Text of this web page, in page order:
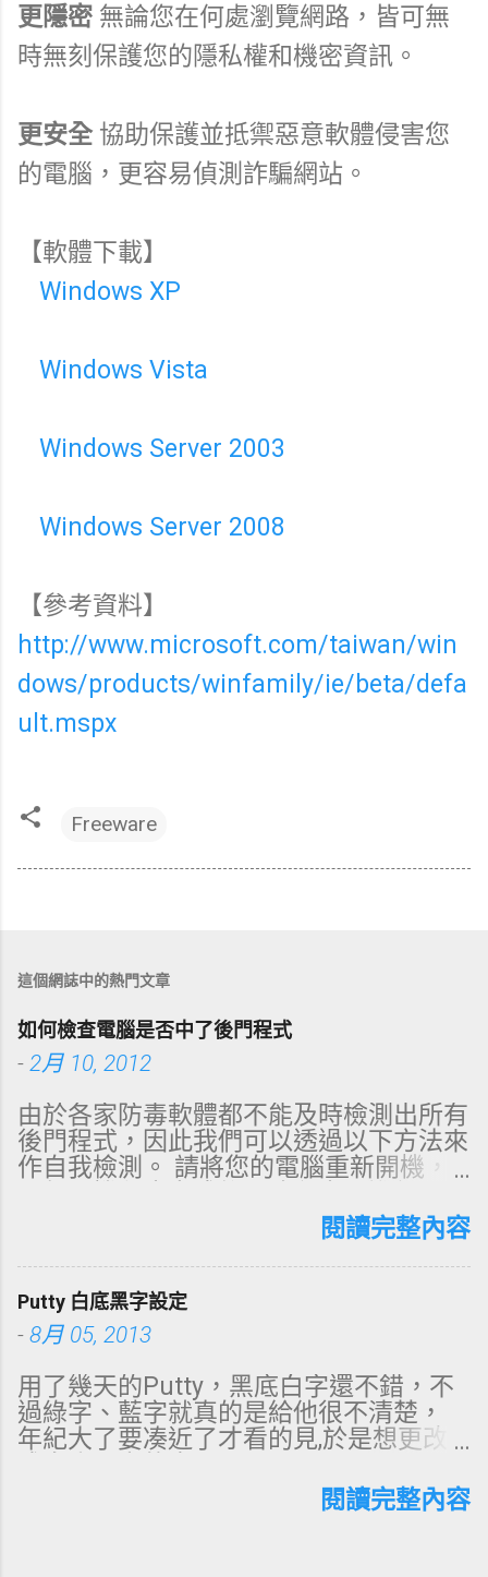
更隱密 無論您在何處瀏覽網路，皆可無
時無刻保護您的隱私權和機密資訊。
更安全 協助保護並抵禦惡意軟體侵害您
的電腦，更容易偵測詐騙網站。
【軟體下載】
Windows XP
Windows Vista
Windows Server 2003
Windows Server 2008
【參考資料】
http://www.microsoft.com/taiwan/win
dows/products/winfamily/ie/beta/defa
ult.mspx
Freeware
這個網誌中的熱門文章
如何檢查電腦是否中了後門程式
- 2月 10, 2012
由於各家防毒軟體都不能及時檢測出所有
後門程式，因此我們可以透過以下方法來
作自我檢測。 請將您的電腦重新開機，
步驟 （不要做其他任何上網動作） 請點
左下角[開始]，[執行]，輸入： cmd 進入
<命令提示字元>系統後，輸入： netstat
-no 此時會出現相關網路連線的列表清
單，看看有沒有沒看過的，比如出現
GOOGLE相關字樣的，應該可以放心，因
為他可能是GOOGLE網路服務的連線而
已。 Local Address：表示電腦自己本身
的ＩＰ Foreign Address：表示您的電腦
連到那兒去了 State：表示目前的狀態
PID：表示電腦啟動該程式的序號 如果出
現可疑的連線時，例如：IP為
閱讀完整內容
Putty 白底黑字設定
- 8月 05, 2013
用了幾天的Putty，黑底白字還不錯，不
過綠字、藍字就真的是給他很不清楚，
年紀大了要凑近了才看的見,於是想更改
>Colours-->General options for colour
usage 勾選 Use system colours 存檔
閱讀完整內容